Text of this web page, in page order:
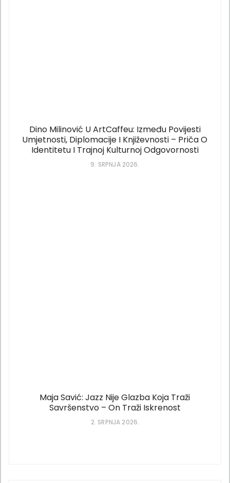
Dino Milinović U ArtCaffeu: Između Povijesti
Umjetnosti, Diplomacije I Književnosti – Priča O
Identitetu I Trajnoj Kulturnoj Odgovornosti
9. SRPNJA 2026.
Maja Savić: Jazz Nije Glazba Koja Traži
Savršenstvo – On Traži Iskrenost
2. SRPNJA 2026.